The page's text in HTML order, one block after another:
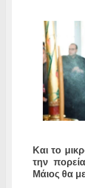
Και το
την
Μάιος θα